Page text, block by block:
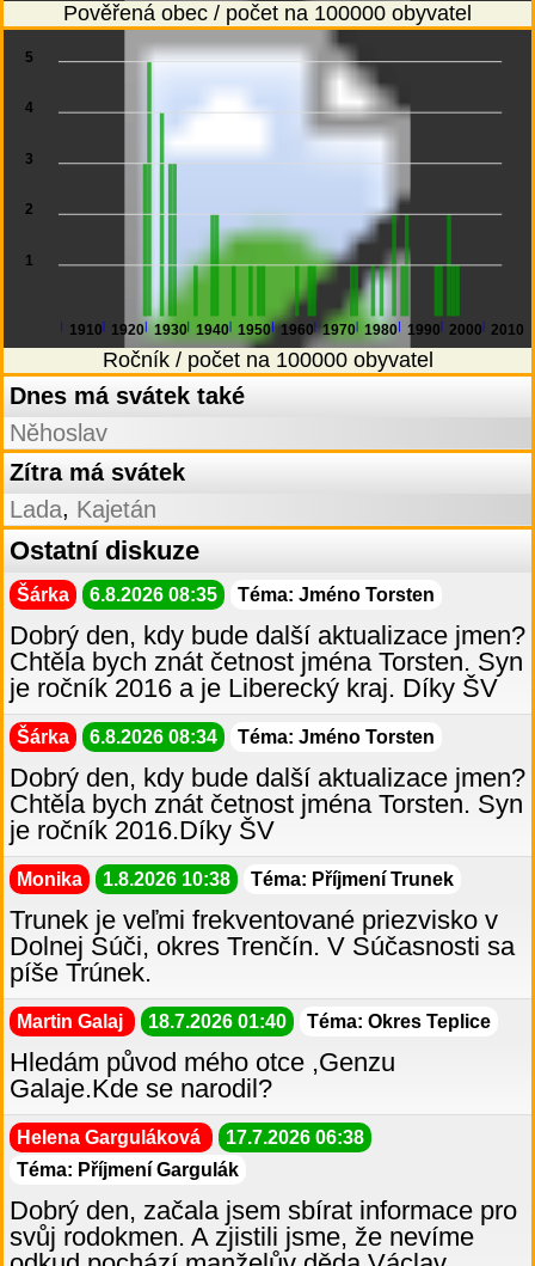
Pověřená obec / počet na 100000 obyvatel
1910 1920 1930 1940 1950 1960 1970 1980 1990 2000 2010
1
2
3
4
5
Ročník / počet na 100000 obyvatel
Dnes má svátek také
Něhoslav
Zítra má svátek
Lada, Kajetán
Ostatní diskuze
Šárka 6.8.2026 08:35 Téma: Jméno Torsten
Dobrý den, kdy bude další aktualizace jmen?
Chtěla bych znát četnost jména Torsten. Syn
je ročník 2016 a je Liberecký kraj. Díky ŠV
Šárka 6.8.2026 08:34 Téma: Jméno Torsten
Dobrý den, kdy bude další aktualizace jmen?
Chtěla bych znát četnost jména Torsten. Syn
je ročník 2016.Díky ŠV
Monika 1.8.2026 10:38 Téma: Příjmení Trunek
Trunek je veľmi frekventované priezvisko v
Dolnej Súči, okres Trenčín. V Súčasnosti sa
píše Trúnek.
Martin Galaj 18.7.2026 01:40 Téma: Okres Teplice
Hledám původ mého otce ,Genzu
Galaje.Kde se narodil?
Helena Garguláková
17.7.2026 06:38
Téma: Příjmení Gargulák
Dobrý den, začala jsem sbírat informace pro
svůj rodokmen. A zjistili jsme, že nevíme